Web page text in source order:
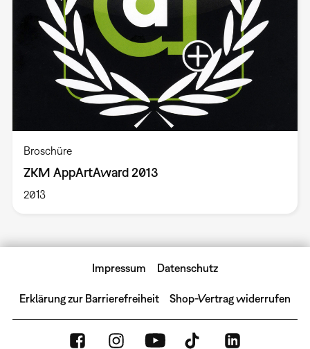
Broschüre
ZKM AppArtAward 2013
2013
Impressum Datenschutz
Erklärung zur Barrierefreiheit Shop-Vertrag widerrufen